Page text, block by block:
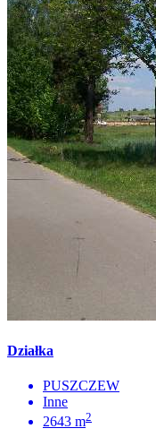
Działka
PUSZCZEW
Inne
2643 m2